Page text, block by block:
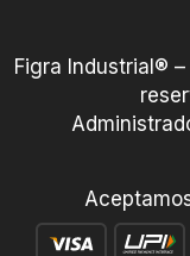
Figra Industrial®